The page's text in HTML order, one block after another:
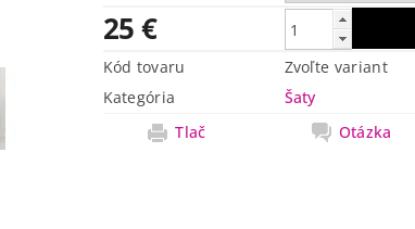
25 €
Kód tovaru
Zvoľte variant
Kategória
Šaty
Tlač
Otázka